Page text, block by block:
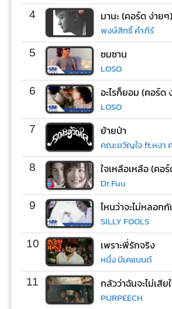
4 มานะ (คอร์ด ง่ายๆ)
พงษ์สิทธิ์ คำภีร์
5 ซมซาน
LOSO
6 อะไรก็ยอม (คอร์ด
LOSO
7 ย้ายป่า
คณะขวัญใจ ft.หงา
8 ใจเหลือเหลือ (คอ
Dr.Fuu
9
SILLY FOOLS
10 เพราะพี่รักจริง
หนึ่ง บีเคแบนด์
11 กลัวว่าฉันจะไม่เสีย
PURPEECH